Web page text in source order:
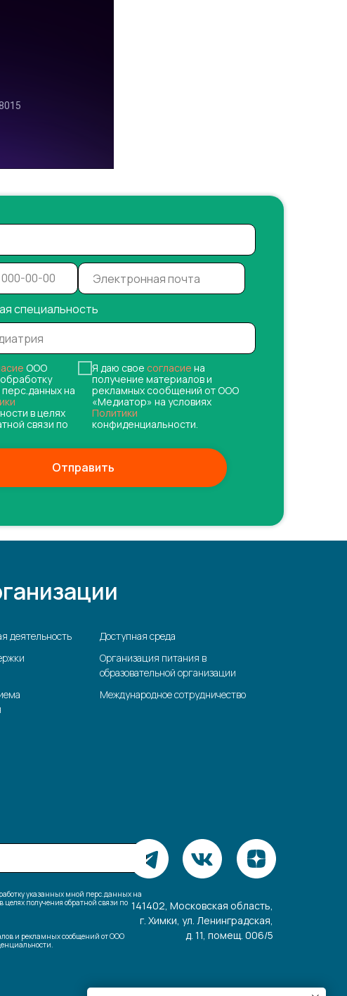
специальность
ООО
на
в целях
связи по
Я даю свое согласие на
получение материалов и
рекламных сообщений от ООО
«Медиатор» на условиях
Политики
конфиденциальности.
Отправить
деятельность
Доступная среда
Организация питания в
образовательной организации
Международное сотрудничество
указанных мной перс.данных на
получения обратной связи по
и рекламных сообщений от ООО
141402, Московская область,
г. Химки, ул. Ленинградская,
д. 11, помещ. 006/5